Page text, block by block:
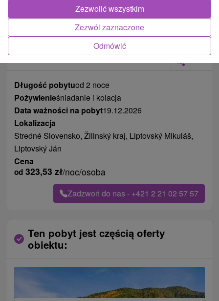
Długość pobytuod 2 noce
Pożywienieśniadanie i kolacja
Data ważności na pobyt19.12.2026
Lokalizacja
Stredné Slovensko, Žilinský kraj, Liptovský Mikuláš,
Liptovský Ján
Cena
od 323,53 zł/noc/osoba
Zadzwoń do nas - +421 2 21 02 57 57
Ten pobyt jest częścią oferty
obiektu:
Odmówić
Zezwól zaznaczone
Zezwolić wszystkim